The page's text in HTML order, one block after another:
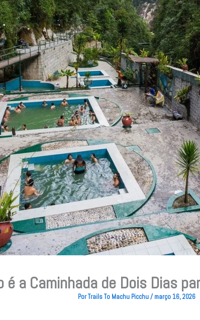
é a Caminhada de Dois Dias
PorTrails To Machu Picchu/março 16, 2026